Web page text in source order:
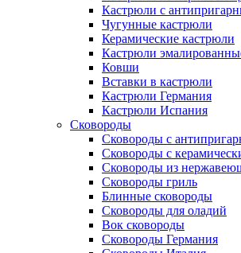
Кастрюли с
Чугунные кастрюли
Керамические кастрюли
Кастрюли
Ковши
Вставки в кастрюли
Кастрюли Германия
Кастрюли Испания
Сковороды
Сковороды с
Сковороды с
Сковороды из
Сковороды гриль
Блинные сковороды
Сковороды для оладий
Вок сковороды
Сковороды Германия